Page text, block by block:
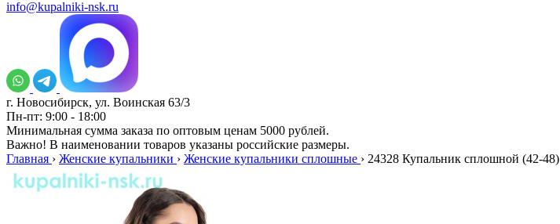
info@kupalniki-nsk.ru
г. Новосибирск, ул. Воинская 63/3
Пн-пт: 9:00 - 18:00
Минимальная сумма заказа по оптовым ценам 5000 рублей.
Важно! В наименовании товаров указаны российские размеры.
Главная › Женские купальники › Женские купальники сплошные › 24328 Купальник сплошной (42-48)